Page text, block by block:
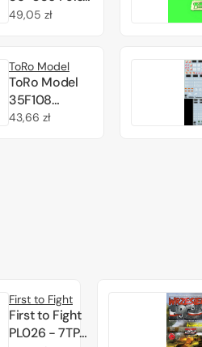
czołg lekki 7TP
ckmu wz.30
(opancerzona)
i klakson (do
zestawu IBG)
Cena
49,05 zł
ToRo Model
ToRo Model
35F108
Wrzesień 1939
Cena
43,66 zł
First to Fight
First to Fight
PL026 - 7TP